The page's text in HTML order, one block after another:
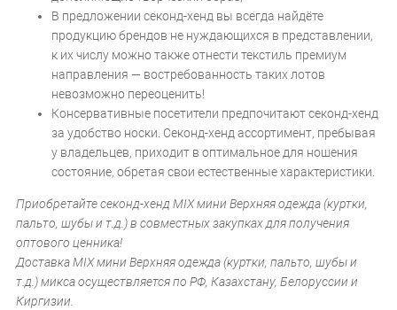
В предложении секонд-хенд вы всегда найдёте
продукцию брендов не нуждающихся в представлении,
к их числу можно также отнести текстиль премиум
направления — востребованность таких лотов
невозможно переоценить!
Консервативные посетители предпочитают секонд-хенд
за удобство носки. Секонд-хенд ассортимент, пребывая
у владельцев, приходит в оптимальное для ношения
состояние, обретая свои естественные характеристики.
Приобретайте секонд-хенд MIX мини Верхняя одежда (куртки,
пальто, шубы и т.д.) в совместных закупках для получения
оптового ценника!
Доставка MIX мини Верхняя одежда (куртки, пальто, шубы и
т.д.) микса осуществляется по РФ, Казахстану, Белоруссии и
Киргизии.